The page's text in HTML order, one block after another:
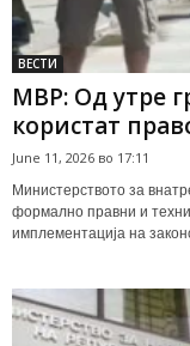
ВЕСТИ
МВР: Од утре
користат
June 11, 2026 во 17:11
Министерството за
формално правни и
имплементација на